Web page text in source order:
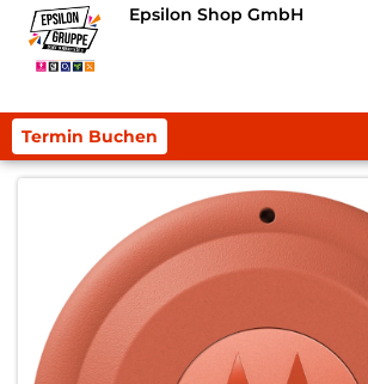
Epsilon Shop GmbH
Termin Buchen